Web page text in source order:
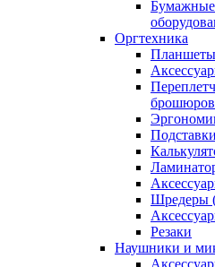
Бумажные
Оргтехника
Планшеты
Шредеры
Резаки
Наушники и